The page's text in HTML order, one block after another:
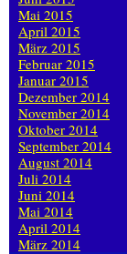
Mai 2015
April 2015
März 2015
Februar 2015
Januar 2015
Dezember 2014
November 2014
Oktober 2014
September 2014
August 2014
Juli 2014
Juni 2014
Mai 2014
April 2014
März 2014